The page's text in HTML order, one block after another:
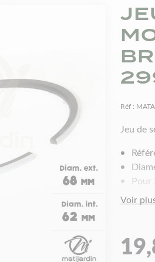
Réf :
Jeu de
Pour
Pour
Voir